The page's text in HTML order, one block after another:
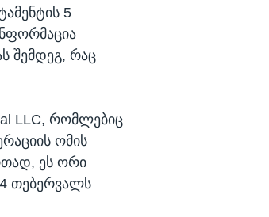
5
შემდეგ, რაც
LLC, რომლებიც
ომის
ეს ორი
თებერვალს